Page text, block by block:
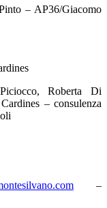
– AP36/Giacomo
Roberta Di
– consulenza
–